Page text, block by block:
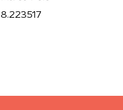
8.223517